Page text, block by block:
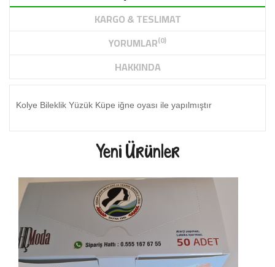
KARGO & TESLIMAT
YORUMLAR(0)
HAKKINDA
Kolye Bileklik Yüzük Küpe iğne oyası ile yapılmıştır
Yeni Ürünler